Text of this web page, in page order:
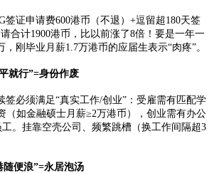
证申请费600港币（不退）+逗留超180天签
合计1900港币，比以前涨了8倍！要是一年一
刚毕业月薪1.7万港币的应届生表示“肉疼”。
行”=身份作废
必须满足“真实工作/创业”：受雇需有匹配学
（如金融硕士月薪≥2万港币），创业需有办公
。挂靠空壳公司、频繁跳槽（换工作间隔超3
便浪”=永居泡汤